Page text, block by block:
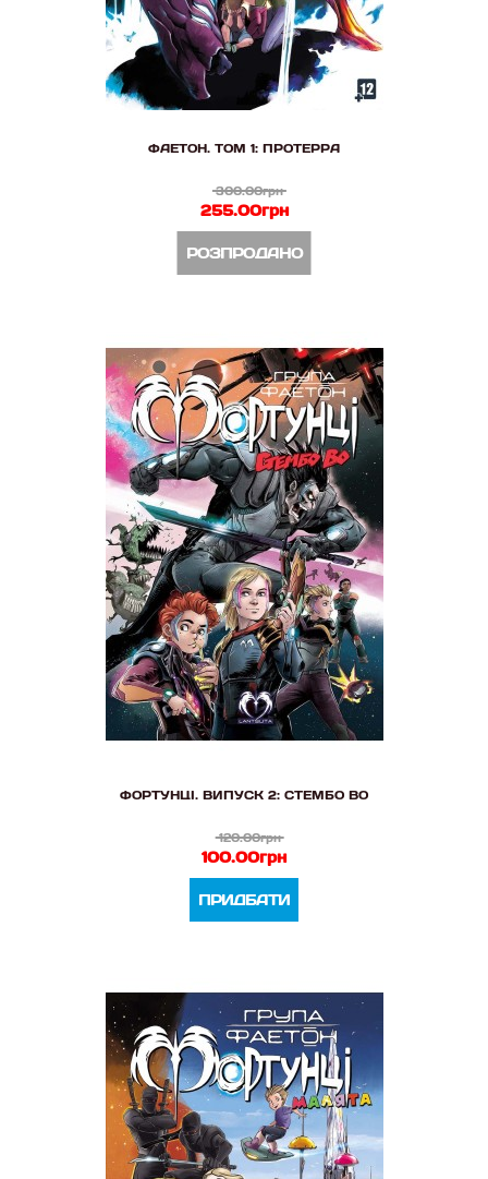
ФАЕТОН. ТОМ 1: ПРОТЕРРА
300.00грн
255.00грн
РОЗПРОДАНО
ФОРТУНЦІ. ВИПУСК 2: СТЕМБО ВО
120.00грн
100.00грн
ПРИДБАТИ